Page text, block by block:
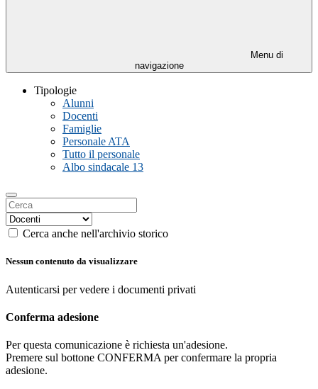
Menu di
navigazione
Tipologie
Alunni
Docenti
Famiglie
Personale ATA
Tutto il personale
Albo sindacale 13
Cerca anche nell'archivio storico
Nessun contenuto da visualizzare
Autenticarsi per vedere i documenti privati
Conferma adesione
Per questa comunicazione è richiesta un'adesione.
Premere sul bottone CONFERMA per confermare la propria
adesione.